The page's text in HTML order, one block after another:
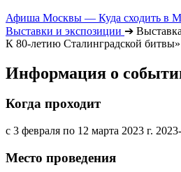
Афиша Москвы — Куда сходить в
Выставки и экспозиции ➔
К 80-летию Сталинградской битвы»
Информация о
Когда проходит
с 3 февраля по 12 марта 2023 г.
Место проведения